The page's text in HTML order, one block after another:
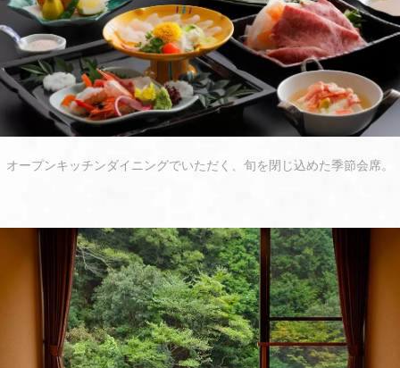
オープンキッチンダイニングでいただく、旬を閉じ込めた季節会席。